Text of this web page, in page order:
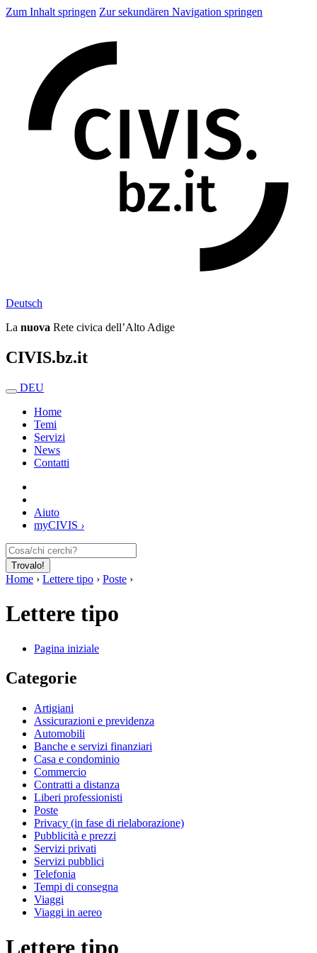
Zum Inhalt springen Zur sekundären Navigation springen
Deutsch
La nuova Rete civica dell’Alto Adige
CIVIS.bz.it
DEU
Home
Temi
Servizi
News
Contatti
Aiuto
myCIVIS ›
Trovalo!
Home › Lettere tipo › Poste ›
Lettere tipo
Pagina iniziale
Categorie
Artigiani
Assicurazioni e previdenza
Automobili
Banche e servizi finanziari
Casa e condominio
Commercio
Contratti a distanza
Liberi professionisti
Poste
Privacy (in fase di rielaborazione)
Pubblicità e prezzi
Servizi privati
Servizi pubblici
Telefonia
Tempi di consegna
Viaggi
Viaggi in aereo
Lettere tipo